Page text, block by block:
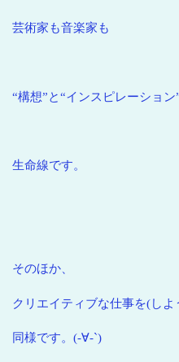
芸術家も音楽家も
“構想”と“インスピレーション
生命線です。
そのほか、
クリエイティブな仕事を(し
同様です。(-∀-`)